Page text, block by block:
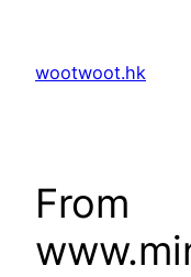
content
wootwoot.hk
From